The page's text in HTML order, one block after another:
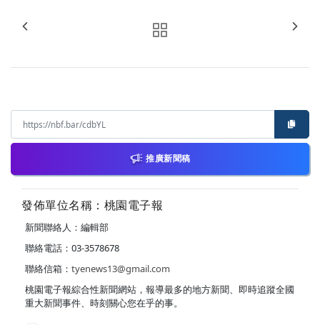
推廣新聞稿
發佈單位名稱：桃園電子報
新聞聯絡人：編輯部
聯絡電話：03-3578678
聯絡信箱： tyenews13@gmail.com
桃園電子報綜合性新聞網站，報導最多的地方新聞、即時追蹤全國
重大新聞事件、時刻關心您在乎的事。